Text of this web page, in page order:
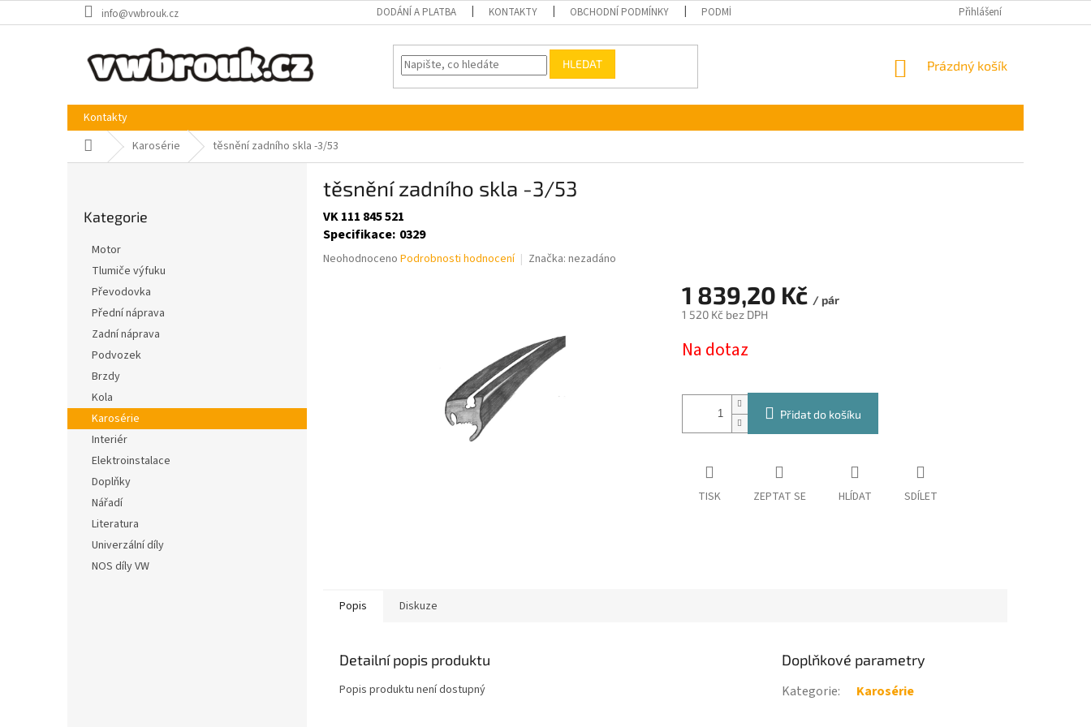
na
info@vwbrouk.cz DODÁNÍ A PLATBA KONTAKTY OBCHODNÍ PODMÍNKY PODMÍNKY OCHRANY OSOBNÍCH ÚDAJŮ Přihlášení
HLEDAT
NÁKUPNÍ
Prázdný košík
Kontakty
Domů Karosérie těsnění zadního skla -3/53
l
kategorie
Kategorie
Motor
Tlumiče výfuku
Převodovka
Přední náprava
Zadní náprava
Podvozek
Brzdy
Kola
Karosérie
Interiér
Elektroinstalace
Doplňky
Nářadí
Literatura
Univerzální díly
NOS díly VW
těsnění zadního skla -3/53
VK 111 845 521
Specifikace: 0329
Průměrné
Neohodnoceno Podrobnosti hodnocení Značka: nezadáno
1 839,20 Kč / pár
1 520 Kč bez DPH
cena:
Na dotaz
Přidat do košíku
TISK ZEPTAT SE HLÍDAT SDÍLET
Popis Diskuze
Detailní popis produktu
Popis produktu není dostupný
Doplňkové parametry
Kategorie: Karosérie